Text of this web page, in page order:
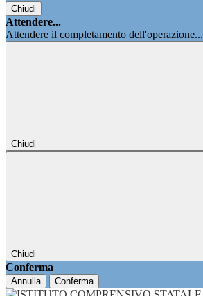
Chiudi
Attendere...
Attendere il completamento dell'operazione...
Chiudi
Chiudi
Conferma
Annulla Conferma